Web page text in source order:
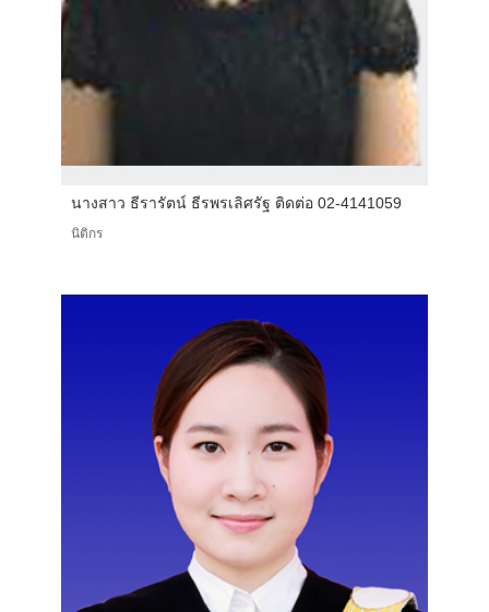
นางสาว ธีรารัตน์ ธีรพรเลิศรัฐ ติดต่อ 02-4141059
นิติกร